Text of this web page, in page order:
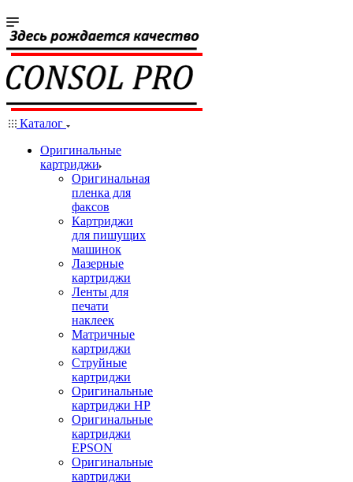
Каталог
Оригинальные
картриджи
Оригинальная
пленка для
факсов
Картриджи
для пишущих
машинок
Лазерные
картриджи
Ленты для
печати
наклеек
Матричные
картриджи
Струйные
картриджи
Оригинальные
картриджи HP
Оригинальные
картриджи
EPSON
Оригинальные
картриджи